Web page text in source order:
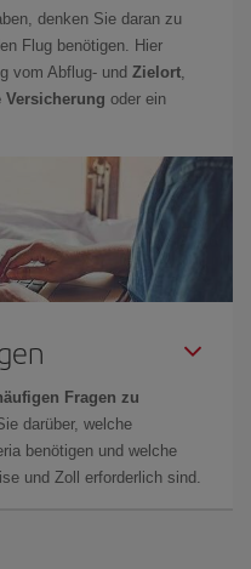
denken Sie daran zu
Flug benötigen. Hier
vom Abflug- und Zielort,
Versicherung oder ein
Fragen zu
darüber, welche
benötigen und welche
und Zoll erforderlich sind.